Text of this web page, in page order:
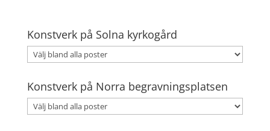
Konstverk på Solna kyrkogård
Konstverk på Norra begravningsplatsen